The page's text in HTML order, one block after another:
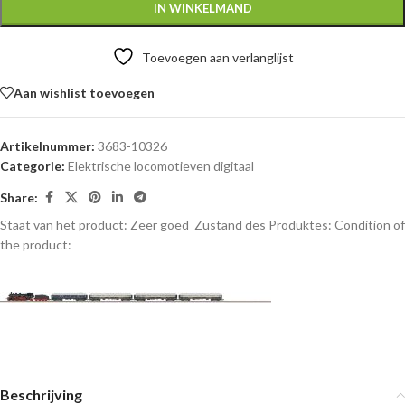
IN WINKELMAND
Toevoegen aan verlanglijst
Aan wishlist toevoegen
Artikelnummer: 3683-10326
Categorie: Elektrische locomotieven digitaal
Share:
Staat van het product: Zeer goed Zustand des Produktes: Condition of
the product:
Beschrijving